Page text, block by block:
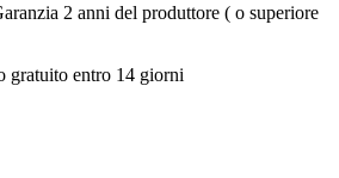
2 anni del produttore ( o superiore
gratuito entro 14 giorni